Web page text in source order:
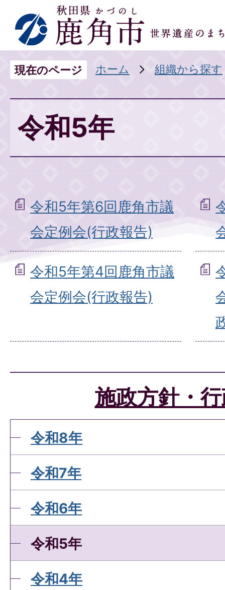
現在のページ ホーム 組織から探す
令和5年
令和5年第6回鹿角市議
会定例会(行政報告)
令和5年第4回鹿角市議
会定例会(行政報告)
施政方針・
令和8年
令和7年
令和6年
令和5年
令和4年